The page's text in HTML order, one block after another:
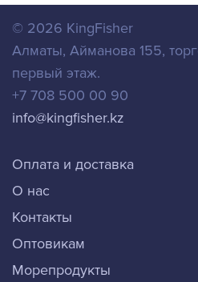
© 2026 KingFisher
Алматы, Айманова 155,
первый этаж.
+7 708 500 00 90
info@kingfisher.kz
Оплата и доставка
О нас
Контакты
Оптовикам
Морепродукты